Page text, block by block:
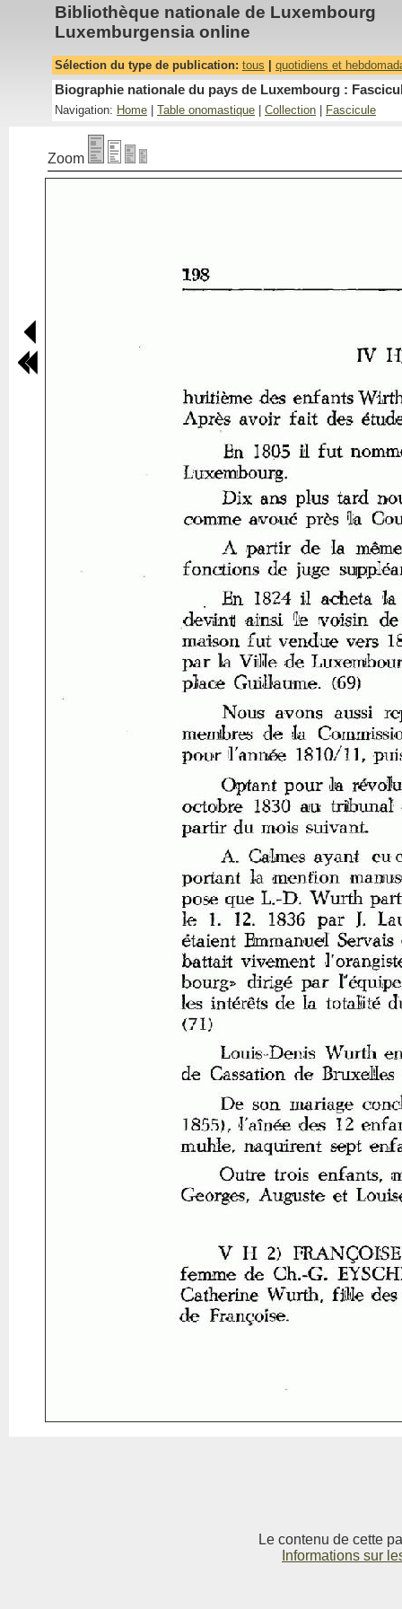
Bibliothèque nationale de Luxembourg
Luxemburgensia online
Sélection du type de publication: tous quotidiens et
Biographie nationale du pays de Luxembourg :
Navigation: Home Table onomastique Collection Fascicule
Zoom
Le contenu de cette
Informations sur